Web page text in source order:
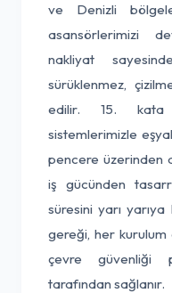
ve Denizli
asansörlerimizi
nakliyat
sürüklenmez,
edilir. 15. kata
sistemlerimizle
pencere üzerinden
iş gücünden
süresini yarı yarıya
gereği, her kurulum
çevre güvenliği
tarafından sağlanır.